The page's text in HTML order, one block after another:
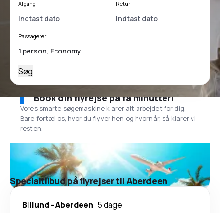
Afgang Retur
Passagerer
Søg
Book din flyrejse på få minutter!
Vores smarte søgemaskine klarer alt arbejdet for dig.
Bare fortæl os, hvor du flyver hen og hvornår, så klarer vi
resten.
Specialtilbud på flyrejser til Aberdeen
Billund-Aberdeen 5 dage